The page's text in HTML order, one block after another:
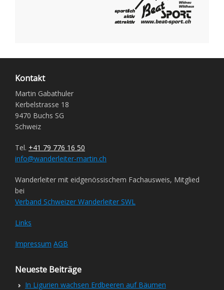
Kontakt
Martin Gabathuler
Kerbelstrasse 18
9470 Buchs SG
Schweiz
Tel. +41 79 776 16 50
info@wanderleiter-martin.ch
Wanderleiter mit eidgenössischem Fachausweis, Mitglied
bei
Verband Schweizer Wanderleiter SWL
Links
Impressum AGB
Neueste Beiträge
In Ligurien wachsen Erdbeeren auf Bäumen